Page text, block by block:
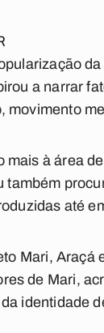
a narrar
movimento
mais à área
também
até
Mari, Araçá
de Mari,
identidade